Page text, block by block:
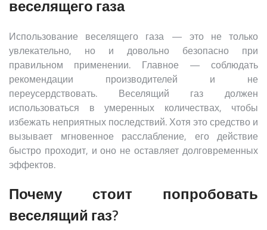
веселящего газа
Использование веселящего газа — это не только
увлекательно, но и довольно безопасно при
правильном применении. Главное — соблюдать
рекомендации производителей и не
переусердствовать. Веселящий газ должен
использоваться в умеренных количествах, чтобы
избежать неприятных последствий. Хотя это средство и
вызывает мгновенное расслабление, его действие
быстро проходит, и оно не оставляет долговременных
эффектов.
Почему стоит попробовать
веселящий газ?